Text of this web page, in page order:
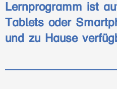
Lernprogramm ist
Tablets oder
und zu Hause